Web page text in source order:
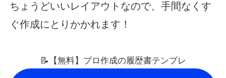
ちょうどいいレイアウトなので、手間なくす
ぐ作成にとりかかれます！
📝【無料】プロ作成の履歴書テンプレ